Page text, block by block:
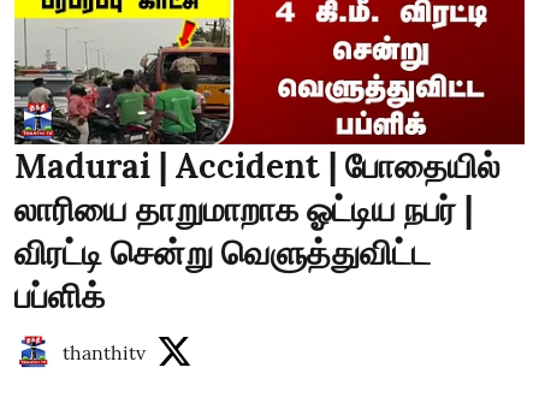
Madurai | Accident | போதையில்
லாரியை தாறுமாறாக ஓட்டிய நபர் |
விரட்டி சென்று வெளுத்துவிட்ட
பப்ளிக்
thanthitv